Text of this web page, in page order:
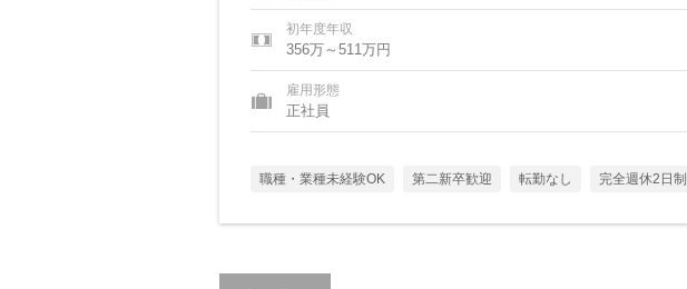
初年度年収
356万～511万円
雇用形態
正社員
職種・業種未経験OK 第二新卒歓迎 転勤なし 完全週休2日制